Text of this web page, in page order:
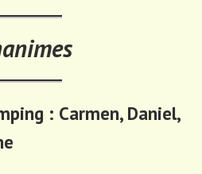
: Carmen, Daniel,